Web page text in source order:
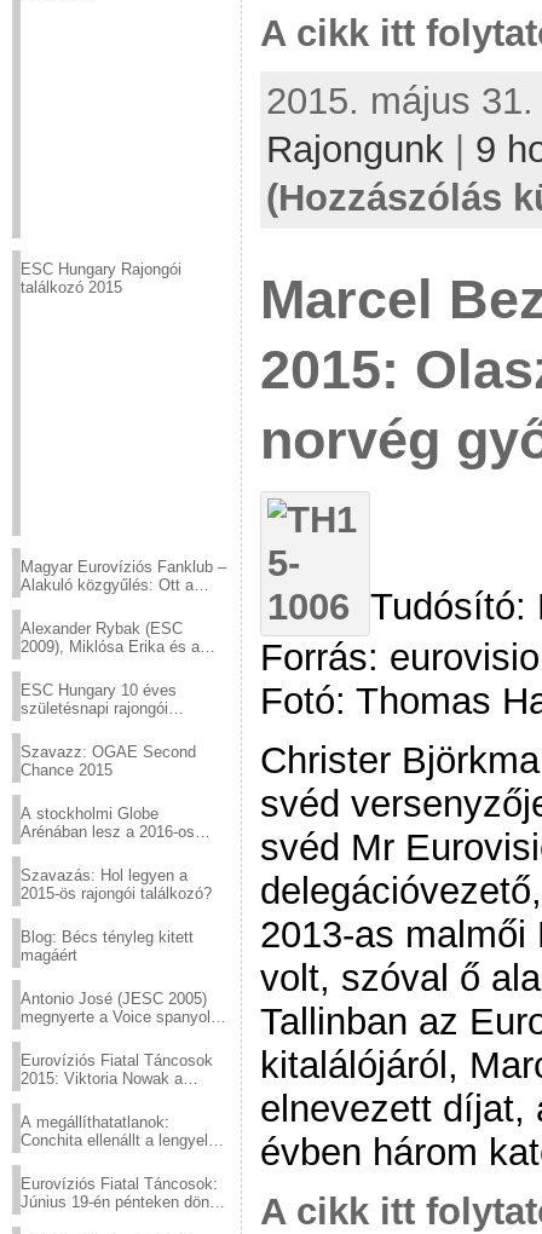
ESC Hungary Rajongói
találkozó 2015
Magyar Eurovíziós Fanklub –
Alakuló közgyűlés: Ott a
Alexander Rybak (ESC
2009), Miklósa Erika és a
sztárjai a Margitszigeten
ESC Hungary 10 éves
születésnapi rajongói
Szavazz: OGAE Second
Chance 2015
A stockholmi Globe
Arénában lesz a 2016-os
Szavazás: Hol legyen a
2015-ös rajongói találkozó?
Blog: Bécs tényleg kitett
magáért
Antonio José (JESC 2005)
megnyerte a Voice spanyol
Eurovíziós Fiatal Táncosok
2015: Viktoria Nowak a
A megállíthatatlanok:
Conchita ellenállt a lengyel
Eurovíziós Fiatal Táncosok:
Június 19-én pénteken döntő
A cikk itt
2015. május
Rajongunk
9
(Hozzászólás
Marcel
2015:
norvég
Tudósító:
Forrás:
Fotó: Thomas
Christer
svéd
svéd Mr
2013-as
volt, szóval ő
Tallinban az
kitalálójáról,
elnevezett díjat,
évben három
A cikk itt